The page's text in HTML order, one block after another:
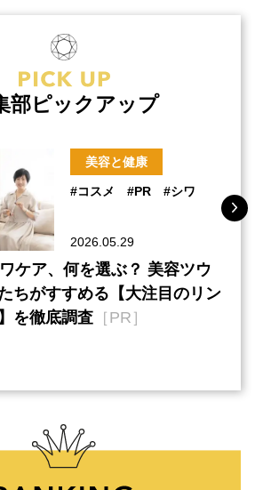
部ピックアップ
美容と健康
#コスメ #PR #シワ
2026.05.29
ケア、何を選ぶ？ 美容ツウ
ちがすすめる【大注目のリン
を徹底調査 ［PR］